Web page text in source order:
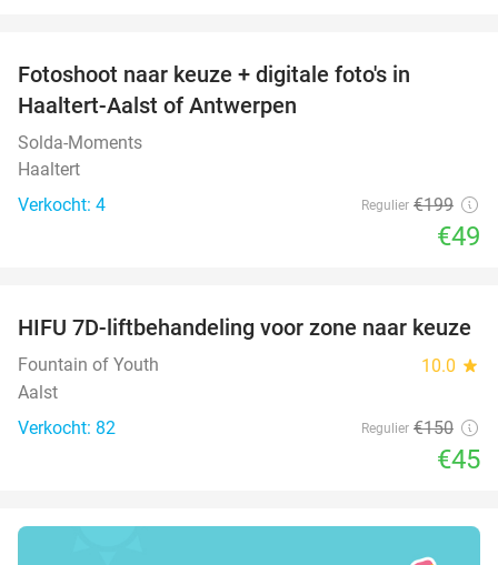
Fotoshoot naar keuze + digitale foto's in
Haaltert-Aalst of Antwerpen
Solda-Moments
Haaltert
Verkocht: 4
Regulier €199
€49
70%
HIFU 7D-liftbehandeling voor zone naar keuze
Fountain of Youth 10.0 star
Aalst
Verkocht: 82
Regulier €150
€45